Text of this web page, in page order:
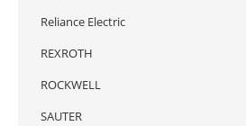
Reliance Electric
REXROTH
ROCKWELL
SAUTER